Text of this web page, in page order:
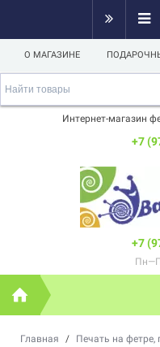
О МАГАЗИНЕ
Интернет-магазин
+7
+7
Главная / Печать на фетре,